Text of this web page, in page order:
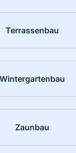
Terrassenbau
Wintergartenbau
Zaunbau